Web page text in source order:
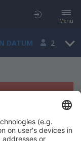
Menü
DATUM 2